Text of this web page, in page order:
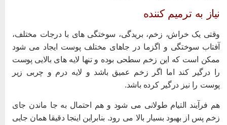
به ترمیم کننده
یک خراش، زخم، بریدگی، سوختگی های با درجات مختلف،
سوختگی و اگزما در جاهای مختلف پوست ایجاد می شود
است که این زخم سطحی بوده و تنها لایه های بالایی پوست
درگیر کند اما اگر زخم عمیق باشد و لایه درم و چربی زیر
را نیز درگیر کرده باشد.
فرآیند التیام طولانی می شود و هم احتمال به جا ماندن جای
پس از بهبود بسیار بالا می رود. بنابراین اینجا دقیقا همان جایی